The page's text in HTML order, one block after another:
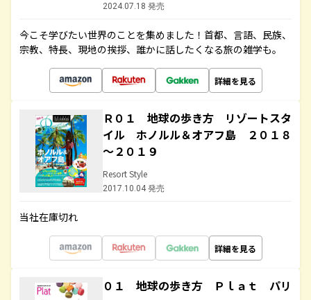
2024.07.18 発売
今こそ学びたい世界のことを集めました！首都、言語、民族、
宗教、特長、現地の挨拶、誰かに話したくなる旅の雑学も。
詳細を見る
Ｒ０１ 地球の歩き方 リゾートスタ
イル ホノルル＆オアフ島 ２０１８
～２０１９
Resort Style
2017.10.04 発売
当社在庫切れ
詳細を見る
０１ 地球の歩き方 Ｐｌａｔ パリ